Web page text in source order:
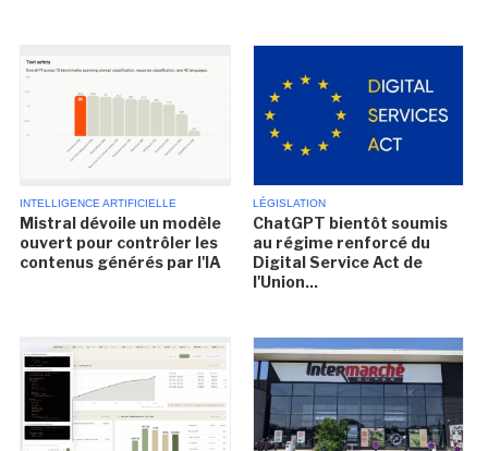
INTELLIGENCE ARTIFICIELLE
Mistral dévoile un modèle
ouvert pour contrôler les
contenus générés par l'IA
LÉGISLATION
ChatGPT bientôt soumis
au régime renforcé du
Digital Service Act de
l'Union...